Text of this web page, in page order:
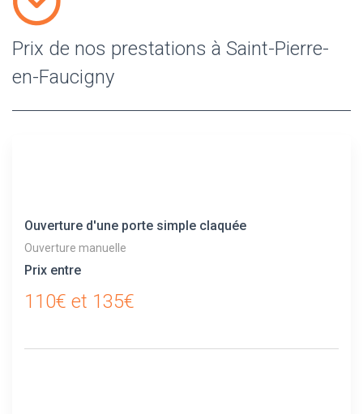
Prix de nos prestations à Saint-Pierre-
en-Faucigny
Ouverture d'une porte simple claquée
Ouverture manuelle
Prix entre
110€ et 135€